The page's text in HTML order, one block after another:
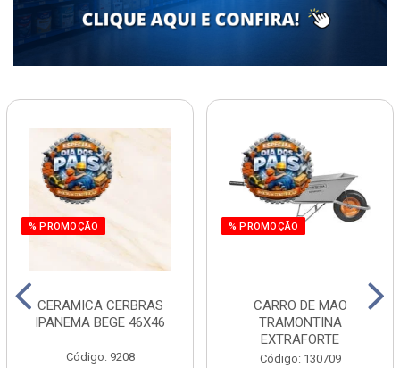
% PROMOÇÃO
CERAMICA CERBRAS
IPANEMA BEGE 46X46
Código: 9208
% PROMOÇÃO
CARRO DE MAO
TRAMONTINA
EXTRAFORTE
Código: 130709